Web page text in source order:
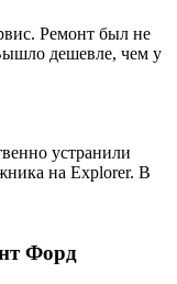
Ремонт был не
дешевле, чем у
устранили
на Explorer. В
Форд